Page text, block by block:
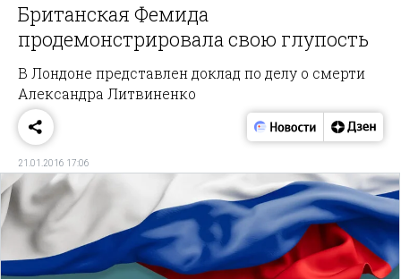
Британская Фемида
продемонстрировала свою глупость
В Лондоне представлен доклад по делу о смерти
Александра Литвиненко
21.01.2016 17:06